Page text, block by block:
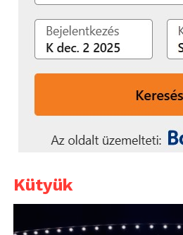
Kütyük